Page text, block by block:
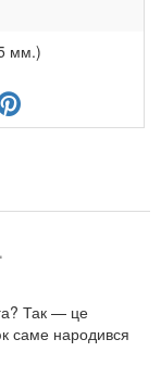
мм.)
Так — це
саме народився